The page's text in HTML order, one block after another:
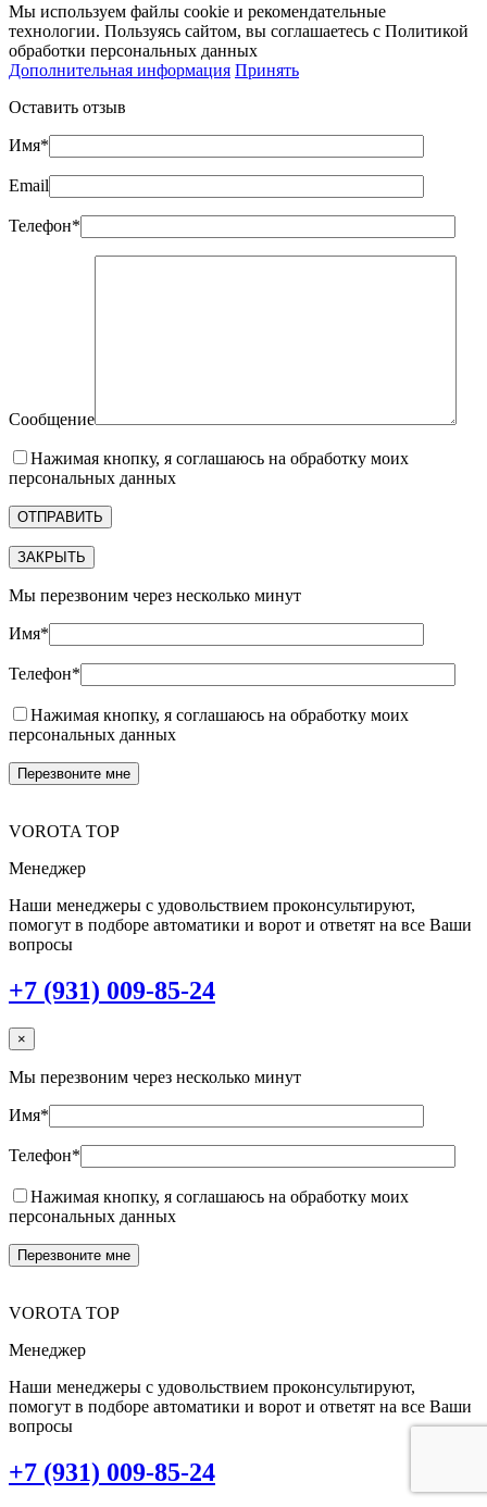
Мы используем файлы cookie и рекомендательные
технологии. Пользуясь сайтом, вы соглашаетесь с Политикой
обработки персональных данных
Дополнительная информация Принять
Оставить отзыв
Имя*
Email
Телефон*
Сообщение
Нажимая кнопку, я соглашаюсь на обработку моих
персональных данных
ЗАКРЫТЬ
Мы перезвоним через несколько минут
Имя*
Телефон*
Нажимая кнопку, я соглашаюсь на обработку моих
персональных данных
VOROTA TOP
Менеджер
Наши менеджеры с удовольствием проконсультируют,
помогут в подборе автоматики и ворот и ответят на все Ваши
вопросы
+7 (931) 009-85-24
×
Мы перезвоним через несколько минут
Имя*
Телефон*
Нажимая кнопку, я соглашаюсь на обработку моих
персональных данных
VOROTA TOP
Менеджер
Наши менеджеры с удовольствием проконсультируют,
помогут в подборе автоматики и ворот и ответят на все Ваши
вопросы
+7 (931) 009-85-24